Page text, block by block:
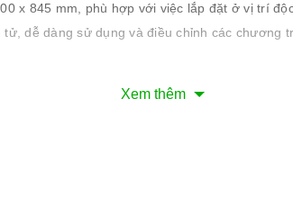
x 845 mm, phù hợp với việc lắp đặt ở vị trí
tử, dễ dàng sử dụng và điều chỉnh các chương
Xem thêm